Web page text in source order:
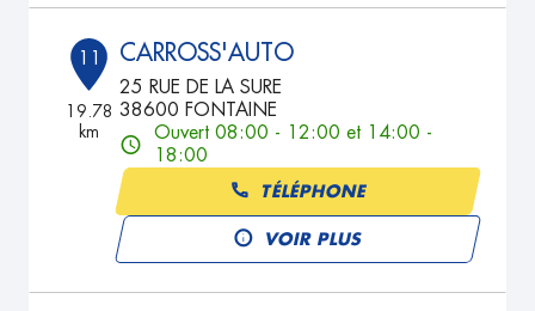
11
19.78
km
CARROSS'AUTO
25 RUE DE LA SURE
38600 FONTAINE
Ouvert 08:00 - 12:00 et 14:00 -
18:00
TÉLÉPHONE
VOIR PLUS